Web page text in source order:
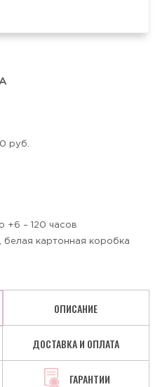
руб.
+6 – 120 часов
белая картонная коробка
ОПИСАНИЕ
ДОСТАВКА И ОПЛАТА
ГАРАНТИИ